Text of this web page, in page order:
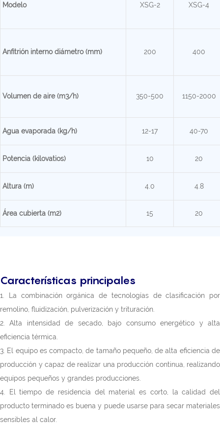
Modelo XSG-2 XSG-4
Anfitrión internodiámetro (mm) 200 400
Volumen de aire (m3/h) 350-500 1150-2000
Agua evaporada (kg/h) 12-17 40-70
Potencia (kilovatios) 10 20
Altura (m) 4.0 4.8
Área cubierta (m2) 15 20
Características principales
1. La combinación orgánica de tecnologías de clasificación por
remolino, fluidización, pulverización y trituración.
2. Alta intensidad de secado, bajo consumo energético y alta
eficiencia térmica.
3. El equipo es compacto, de tamaño pequeño, de alta eficiencia de
producción y capaz de realizar una producción continua, realizando
equipos pequeños y grandes producciones.
4. El tiempo de residencia del material es corto, la calidad del
producto terminado es buena y puede usarse para secar materiales
sensibles al calor.